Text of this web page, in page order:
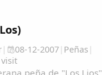
| 08-12-2007| Peñas |
peña de "Los Lios"